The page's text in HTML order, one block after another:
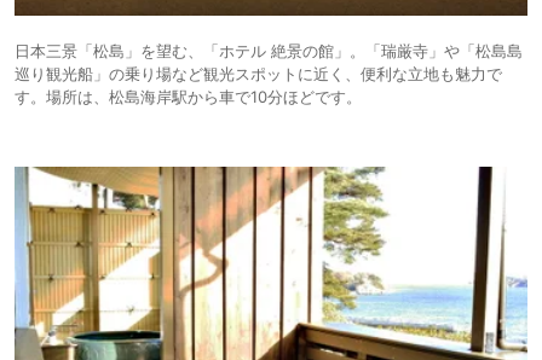
日本三景「松島」を望む、「ホテル 絶景の館」。「瑞厳寺」や「松島島
巡り観光船」の乗り場など観光スポットに近く、便利な立地も魅力で
す。場所は、松島海岸駅から車で10分ほどです。